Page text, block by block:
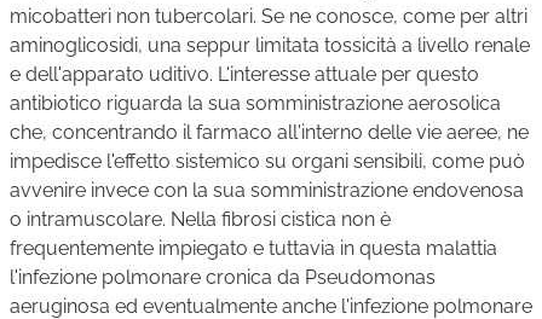
micobatteri non tubercolari. Se ne conosce, come per altri
aminoglicosidi, una seppur limitata tossicità a livello renale
e dell'apparato uditivo. L'interesse attuale per questo
antibiotico riguarda la sua somministrazione aerosolica
che, concentrando il farmaco all'interno delle vie aeree, ne
impedisce l'effetto sistemico su organi sensibili, come può
avvenire invece con la sua somministrazione endovenosa
o intramuscolare. Nella fibrosi cistica non è
frequentemente impiegato e tuttavia in questa malattia
l'infezione polmonare cronica da Pseudomonas
aeruginosa ed eventualmente anche l'infezione polmonare